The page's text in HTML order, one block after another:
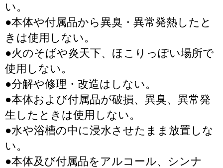
い。
●本体や付属品から異臭・異常発熱したと
きは使用しない。
●火のそばや炎天下、ほこりっぽい場所で
使用しない。
●分解や修理・改造はしない。
●本体および付属品が破損、異臭、異常発
生したときは使用しない。
●水や浴槽の中に浸水させたまま放置しな
い。
●本体及び付属品をアルコール、シンナ